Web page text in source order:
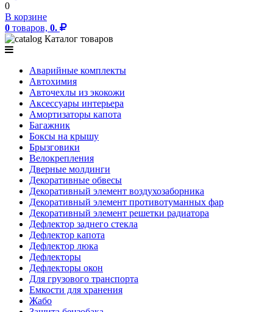
0
В корзине
0 товаров, 0.
Каталог товаров
Аварийные комплекты
Автохимия
Авточехлы из экокожи
Аксессуары интерьера
Амортизаторы капота
Багажник
Боксы на крышу
Брызговики
Велокрепления
Дверные молдинги
Декоративные обвесы
Декоративный элемент воздухозаборника
Декоративный элемент противотуманных фар
Декоративный элемент решетки радиатора
Дефлектор заднего стекла
Дефлектор капота
Дефлектор люка
Дефлекторы
Дефлекторы окон
Для грузового транспорта
Емкости для хранения
Жабо